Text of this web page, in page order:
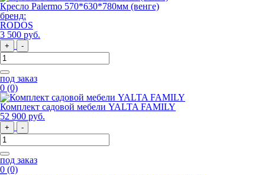
Кресло Palermo 570*630*780мм (венге)
бренд:
RODOS
3 500 руб.
+ -
под заказ
0 (0)
Комплект садовой мебели YALTA FAMILY
52 900 руб.
+ -
под заказ
0 (0)